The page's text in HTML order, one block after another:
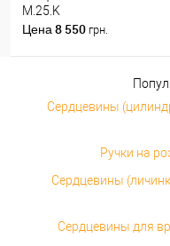
M.25.K
Цена 8 550 грн.
Сердцевины
Ручки на
Сердцевины
Сердцевины для